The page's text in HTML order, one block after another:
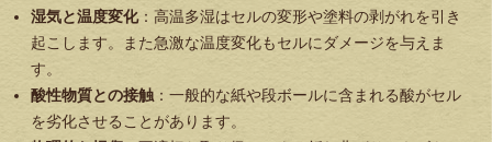
湿気と温度変化：高温多湿はセルの変形や塗料の剥がれを引き
起こします。また急激な温度変化もセルにダメージを与えま
す。
酸性物質との接触 ：一般的な紙や段ボールに含まれる酸がセル
を劣化させることがあります。